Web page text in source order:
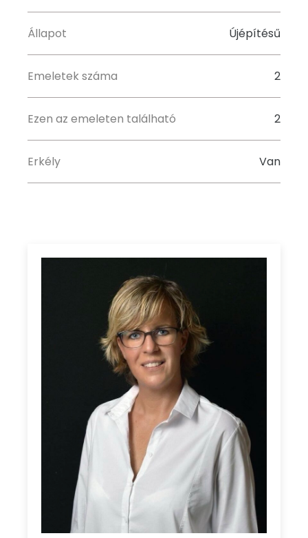
Állapot Újépítésű
Emeletek száma 2
Ezen az emeleten található 2
Erkély Van